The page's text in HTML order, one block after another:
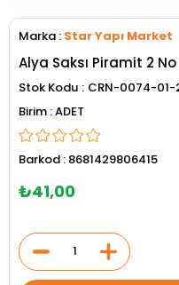
Marka : Star Yapı Market
Alya Saksı Piramit 2 No
Stok Kodu
CRN-0074-
ADET
Barkod : 8681429806415
₺41,00